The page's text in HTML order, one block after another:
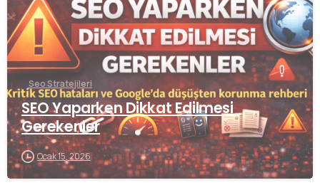
Seo Stratejileri
SEO Yaparken Dikkat Edilmesi
Gerekenler
Ocak 15, 2026